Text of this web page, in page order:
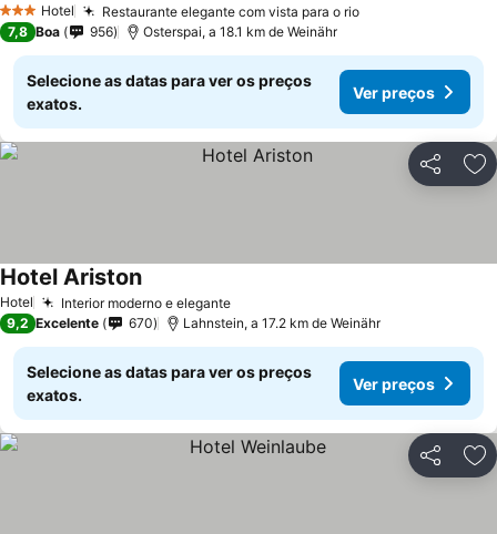
3 EstrelasHotel Restaurante elegante com vista para o rio
7,8 Boa 956 Osterspai, a 18.1 km de Weinähr
Selecione as datas para ver os preços
exatos.
Ver preços
Partilhar
Hotel Interior moderno e elegante
Hotel Ariston
9,2 Excelente 670 Lahnstein, a 17.2 km de Weinähr
Selecione as datas para ver os preços
exatos.
Ver preços
Partilhar